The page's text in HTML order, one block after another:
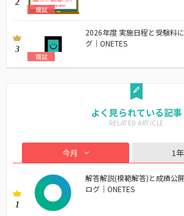
2
模試
3
模試
2026年度 実施日程と受験料
グ｜ONETES
よく見られている記事
今月 1
1
解答解説(模範解答)と成績公
ログ｜ONETES